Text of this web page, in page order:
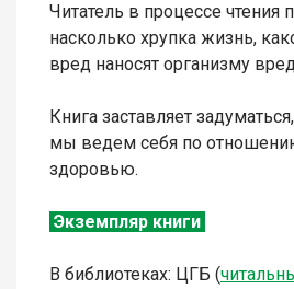
Читатель в процессе чтения
насколько хрупка жизнь,
вред наносят организму
Книга заставляет
мы ведем себя по
здоровью.
Экземпляр книги
В библиотеках: ЦГБ (